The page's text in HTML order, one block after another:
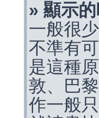
» 顯示的
一般很
不準有
是這種
敦、巴
作一般